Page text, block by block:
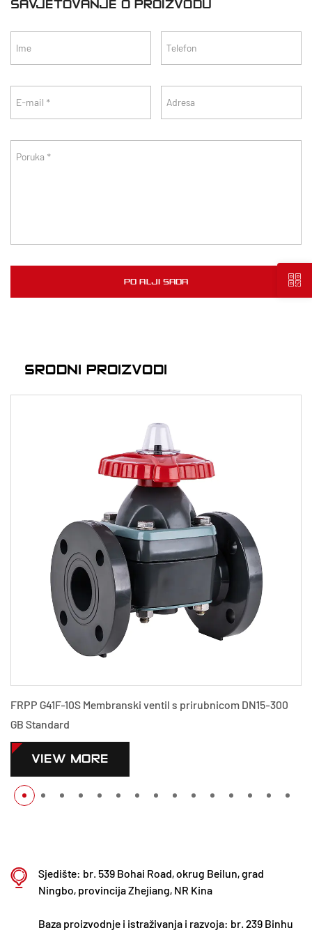
SAVJETOVANJE O PROIZVODU
SRODNI PROIZVODI
FRPP G41F-10S Membranski ventil s prirubnicom DN15-300
GB Standard
VIEW MORE
Sjedište: br. 539 Bohai Road, okrug Beilun, grad
Ningbo, provincija Zhejiang, NR Kina
Baza proizvodnje i istraživanja i razvoja: br. 239 Binhu